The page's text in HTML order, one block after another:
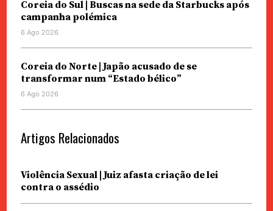
Coreia do Sul | Buscas na sede da Starbucks após
campanha polémica
6 Ago 2026
Coreia do Norte | Japão acusado de se
transformar num “Estado bélico”
6 Ago 2026
Artigos Relacionados
Violência Sexual | Juiz afasta criação de lei
contra o assédio